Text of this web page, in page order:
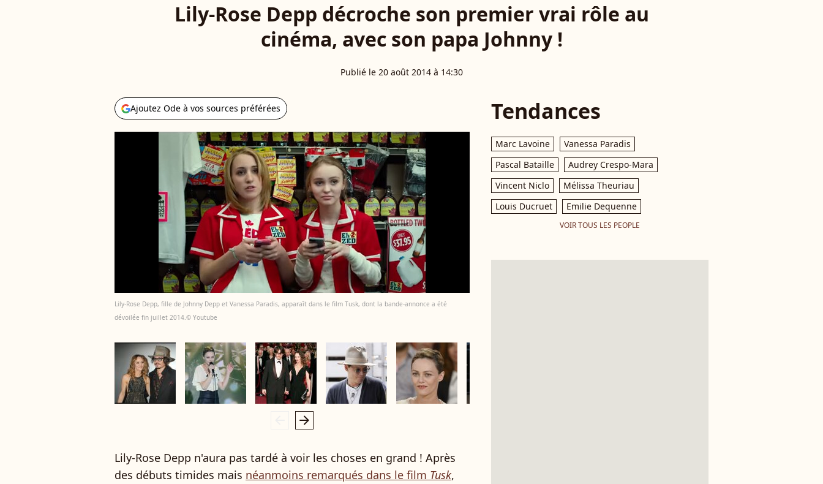
Lily-Rose Depp décroche son premier vrai rôle au
cinéma, avec son papa Johnny !
Publié le 20 août 2014 à 14:30
Ajoutez Ode à vos sources préférées
Lily-Rose Depp, fille de Johnny Depp et Vanessa Paradis, apparaît dans le film Tusk, dont la bande-annonce a été
dévoilée fin juillet 2014.© Youtube
arrow_right
Lily-Rose Depp n'aura pas tardé à voir les choses en grand ! Après
des débuts timides mais néanmoins remarqués dans le film Tusk,
Tendances
Marc Lavoine
Vanessa Paradis
Pascal Bataille
Audrey Crespo-Mara
Vincent Niclo
Mélissa Theuriau
Louis Ducruet
Emilie Dequenne
VOIR TOUS LES PEOPLE